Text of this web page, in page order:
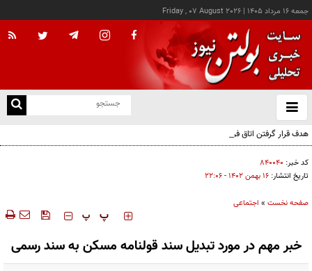
جمعه ۱۶ مرداد ۱۴۰۵ |
Friday , 07 August 2026
باز
و
هدف قرار گرفتن اتاق‌ فرماندهی مزدوران عربستان در یمن
کد خبر: ۸۴۰۰۴۰
تاریخ انتشار: ۱۶ بهمن ۱۴۰۲ - ۲۲:۰۶
صفحه نخست » اجتماعی
‍‍‍ پ پ
خبر مهم در مورد تبدیل سند قولنامه مسکن به سند رسمی